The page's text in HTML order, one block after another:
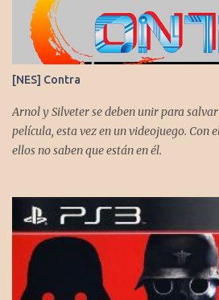
apoyo al seguirnos en: Spotify YouTube.
los que nos agregan a sus plataformas
comentarios en nuestras diferentes
https://twitter.com/CronicasGoomba
https://www.instagram.com/
https://www.facebook.com/
[NES] Contra
Arnol y Silveter se deben unir para
película, esta vez en un videojuego. Con
ellos no saben que están en él.